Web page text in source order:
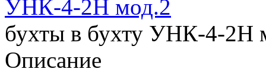
бухты в бухту УНК-4-2Н
Описание